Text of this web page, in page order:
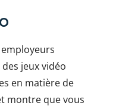
jeux vidéo
en matière de
montre que vous